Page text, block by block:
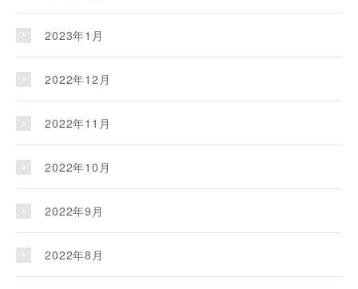
2023年1月
2022年12月
2022年11月
2022年10月
2022年9月
2022年8月